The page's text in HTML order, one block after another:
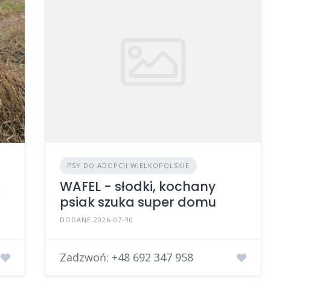
PSY DO ADOPCJI WIELKOPOLSKIE
WAFEL - słodki, kochany
psiak szuka super domu
DODANE 2026-07-30
Zadzwoń: +48 692 347 958